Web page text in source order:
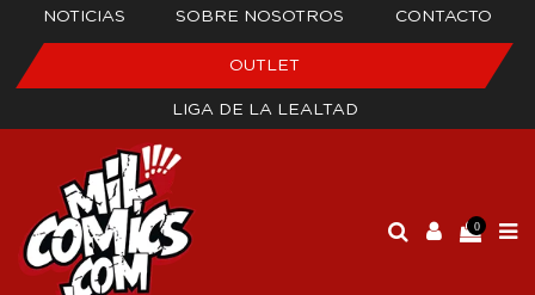
NOTICIAS SOBRE NOSOTROS CONTACTO
OUTLET
LIGA DE LA LEALTAD
0